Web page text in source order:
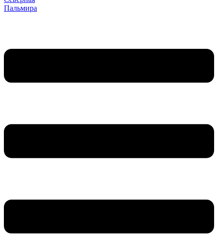
Пальмира